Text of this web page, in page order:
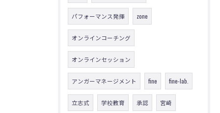
パフォーマンス発揮 zone
オンラインコーチング
オンラインセッション
アンガーマネージメント fine fine-lab.
立志式 学校教育 承認 宮崎